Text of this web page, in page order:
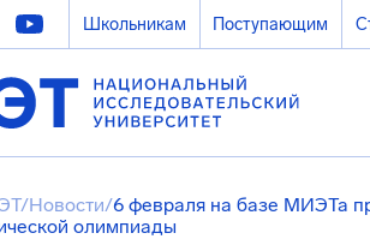
Школьникам Поступающим
/Новости/6 февраля на базе МИЭТа
олимпиады